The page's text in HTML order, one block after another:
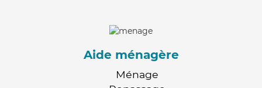
Aide ménagère
Ménage